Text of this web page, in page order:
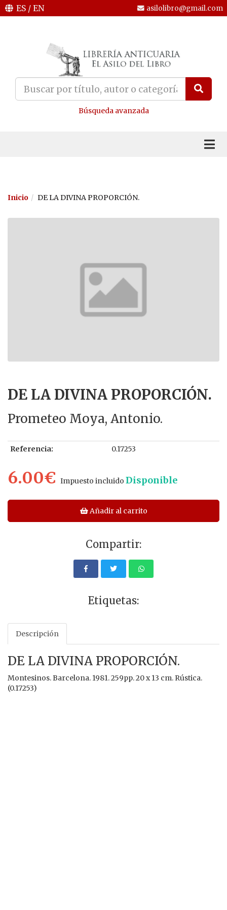
ES / EN asilolibro@gmail.com
Búsqueda avanzada
Inicio DE LA DIVINA PROPORCIÓN.
DE LA DIVINA PROPORCIÓN.
Prometeo Moya, Antonio.
Referencia: 0.17253
6.00€ Impuesto incluido Disponible
Añadir al carrito
Compartir:
Etiquetas:
Descripción
DE LA DIVINA PROPORCIÓN.
Montesinos. Barcelona. 1981. 259pp. 20 x 13 cm. Rústica.
(0.17253)